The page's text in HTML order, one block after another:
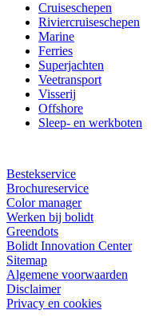
Cruiseschepen
Riviercruiseschepen
Marine
Ferries
Superjachten
Veetransport
Visserij
Offshore
Sleep- en werkboten
Bestekservice
Brochureservice
Color manager
Werken bij bolidt
Greendots
Bolidt Innovation Center
Sitemap
Algemene voorwaarden
Disclaimer
Privacy en cookies